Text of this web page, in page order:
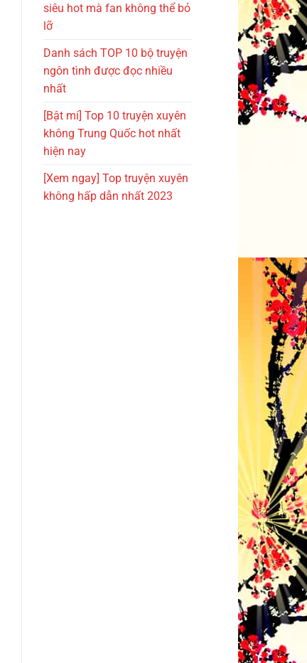
siêu hot mà fan không thể bỏ
lỡ
Danh sách TOP 10 bộ truyện
ngôn tình được đọc nhiều
nhất
[Bật mí] Top 10 truyện xuyên
không Trung Quốc hot nhất
hiện nay
[Xem ngay] Top truyện xuyên
không hấp dẫn nhất 2023